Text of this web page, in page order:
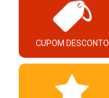
CUPOM DESCONTO